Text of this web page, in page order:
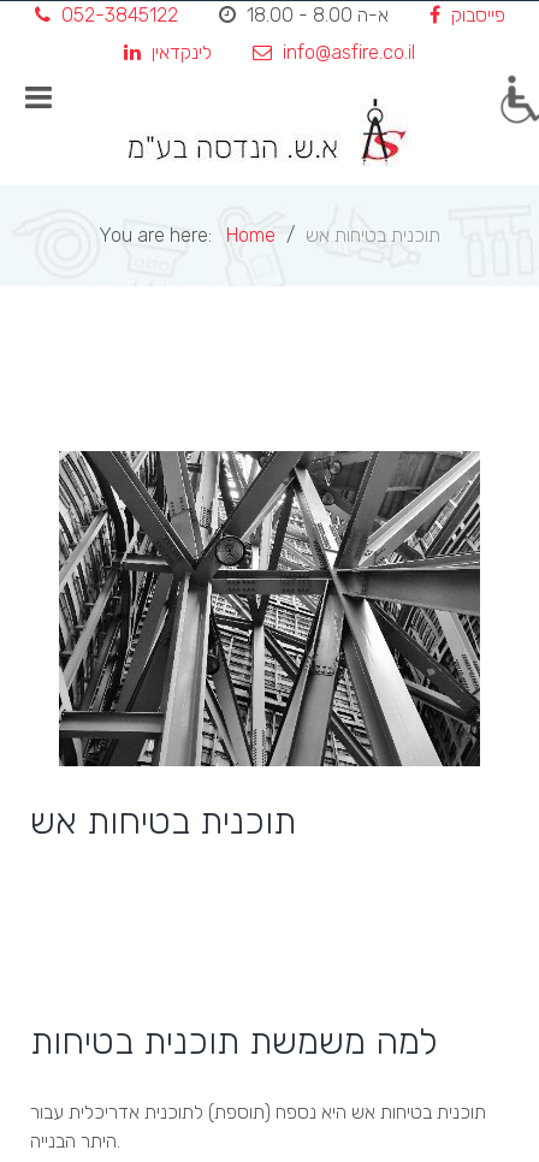
Skip
052-3845122 א-ה 8.00 - 18.00
פייסבוק
לינקדאין
info@asfire.co.il
You are here: Home תוכנית בטיחות אש
תוכנית בטיחות אש
למה משמשת תוכנית בטיחות
תוכנית בטיחות אש היא נספח (תוספת) לתוכנית אדריכלית עבור
היתר הבנייה.